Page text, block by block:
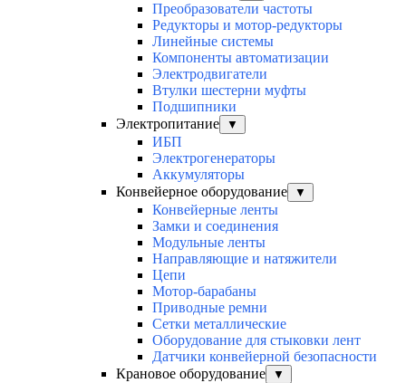
Преобразователи частоты
Редукторы и мотор-редукторы
Линейные системы
Компоненты автоматизации
Электродвигатели
Втулки шестерни муфты
Подшипники
Электропитание
▼
ИБП
Электрогенераторы
Аккумуляторы
Конвейерное оборудование
▼
Конвейерные ленты
Замки и соединения
Модульные ленты
Направляющие и натяжители
Цепи
Мотор-барабаны
Приводные ремни
Сетки металлические
Оборудование для стыковки лент
Датчики конвейерной безопасности
Крановое оборудование
▼